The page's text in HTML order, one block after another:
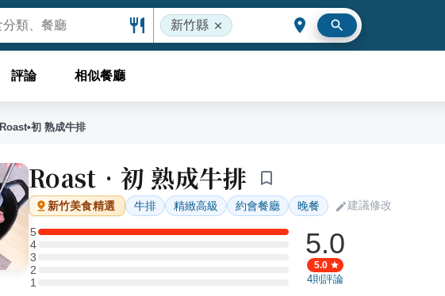
新竹縣
評論 相似餐廳
Roast•初 熟成牛排
Roast•初 熟成牛排
新竹美食精選 牛排 精緻高級 約會餐廳 晚餐 建議修改
5
5 星：1 則評論
4
4 星：0 則評論
3
3 星：0 則評論
2
2 星：0 則評論
11 星：0 則評論
5.0
5.0
4則評論